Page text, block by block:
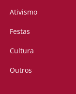
Ativismo
Festas
Cultura
Outros